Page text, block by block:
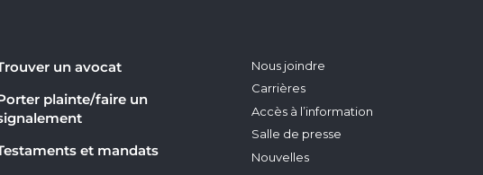
un avocat
plainte/faire un
et mandats
Nous joindre
Carrières
Accès à l’information
Salle de presse
Nouvelles